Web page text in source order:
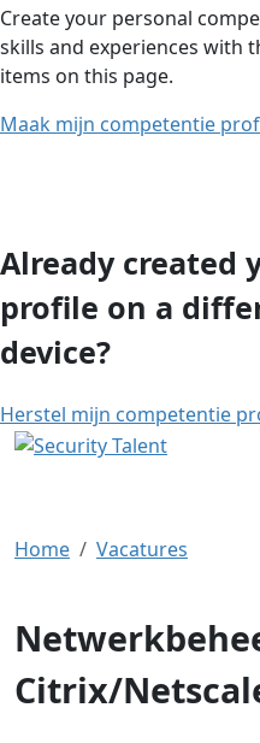
Create your personal
skills and experiences with
items on this page.
Maak mijn competentie
Already created
profile on a
device?
Herstel mijn competentie
Home
Vacatures
Citrix/